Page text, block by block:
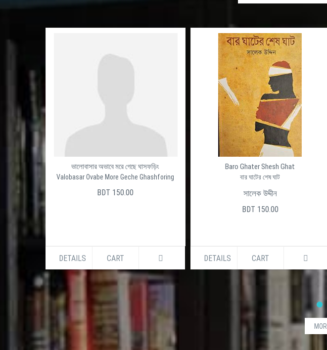
ভালোবাসার অভাবে মরে গেছে ঘাসফড়িং
Valobasar Ovabe More Geche Ghashforing
BDT 150.00
DETAILS CART
Baro Ghater Shesh Ghat
বার ঘাটের শেষ ঘাট
সালেক উদ্দীন
BDT 150.00
DETAILS CART